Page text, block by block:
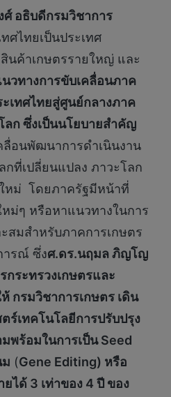
อธิบดีกรมวิชาการ
ทศไทยเป็นประเทศ
นค้าเกษตรรายใหญ่ และ
วทางการขับเคลื่อนภาค
เทศไทยสู่ศูนย์กลางภาค
ลก ซึ่งเป็นนโยบายสำคัญ
ลื่อนพัฒนาการดำเนินงาน
ที่เปลี่ยนแปลง ภาวะโลก
หม่ โดยภาครัฐมีหน้าที่
ม่ๆ หรือหาแนวทางในการ
สมสำหรับภาคการเกษตร
ารณ์ ซึ่งศ.ดร.นฤมล ภิญโญ
ระทรวงเกษตรและ
กรมวิชาการเกษตร เดิน
ร์เทคโนโลยีการปรับปรุง
พร้อมในการเป็นSeed
(Gene Editing) หรือ
ได้ 3 เท่าของ 4 ปี ของ